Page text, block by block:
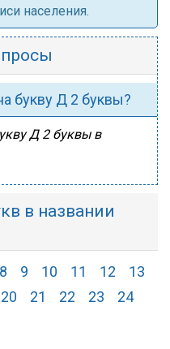
населения.
букву Д 2 буквы?
Д 2 буквы в
в названии
8 9 10 11 12
13
20 21 22 23
24